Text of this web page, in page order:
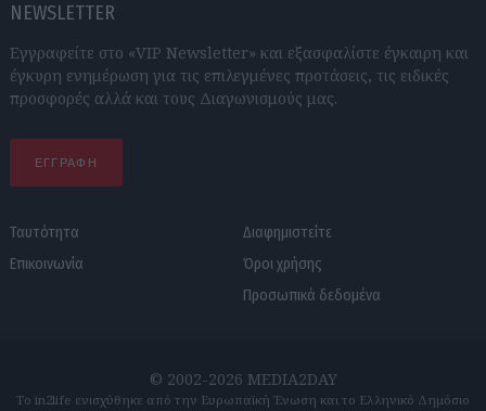
NEWSLETTER
Εγγραφείτε στο «VIP Newsletter» και εξασφαλίστε έγκαιρη και
έγκυρη ενημέρωση για τις επιλεγμένες προτάσεις, τις ειδικές
προσφορές αλλά και τους Διαγωνισμούς μας.
ΕΓΓΡΑΦΗ
Ταυτότητα
Επικοινωνία
Διαφημιστείτε
Όροι χρήσης
Προσωπικά δεδομένα
© 2002-2026 MEDIA2DAY
Το in2life ενισχύθηκε από την Ευρωπαϊκή Ένωση και το Ελληνικό Δημόσιο